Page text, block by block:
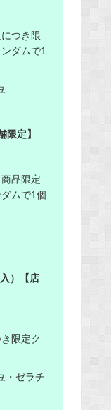
つき限
ダムで1
定】
品限定
ムで1個
）【店
限定ク
・ゼラチ